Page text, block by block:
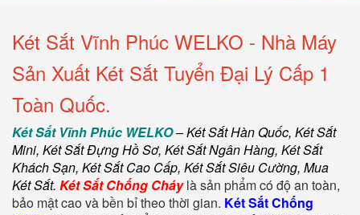
Két Sắt Vĩnh Phúc WELKO - Nhà Máy
Sản Xuất Két Sắt Tuyển Đại Lý Cấp 1
Toàn Quốc.
Két Sắt Vĩnh Phúc WELKO–Két Sắt Hàn Quốc, Két Sắt
Mini, Két Sắt Đựng Hồ Sơ, Két Sắt Ngân Hàng, Két Sắt
Khách Sạn, Két Sắt Cao Cấp, Két Sắt Siêu Cường, Mua
Két Sắt. Két Sắt Chống Cháylà sản phẩm có độ an toàn,
bảo mật cao và bền bỉ theo thời gian. Két Sắt Chống